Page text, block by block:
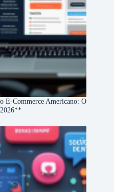
E-Commerce Americano: O
2026**